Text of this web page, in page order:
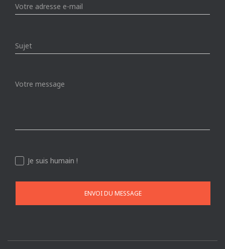
Je suis humain !
ENVOI DU MESSAGE